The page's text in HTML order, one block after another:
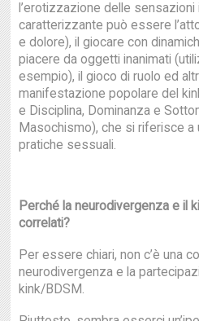
l’erotizzazione delle
caratterizzante può essere
e dolore), il giocare con
piacere da oggetti inanimati
esempio), il gioco di ruolo ed
manifestazione popolare del
e Disciplina, Dominanza e
Masochismo), che si riferisce a
pratiche sessuali.
Perché la neurodivergenza e il
correlati?
Per essere chiari, non c’è una
neurodivergenza e la
kink/BDSM.